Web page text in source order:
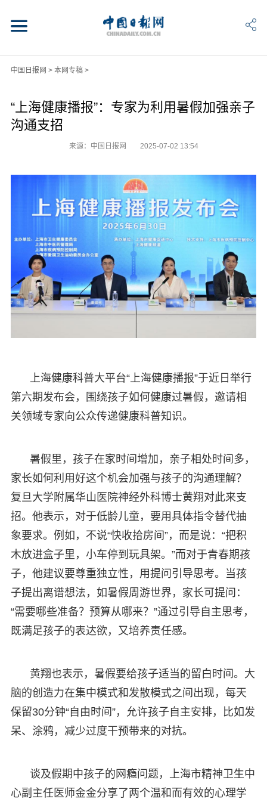
中国日报网 > 本网专稿>
“上海健康播报”：专家为利用暑假加强亲子
沟通支招
来源：中国日报网 2025-07-02 13:54
上海健康科普大平台“上海健康播报”于近日举行
第六期发布会，围绕孩子如何健康过暑假，邀请相
关领域专家向公众传递健康科普知识。
暑假里，孩子在家时间增加，亲子相处时间多，
家长如何利用好这个机会加强与孩子的沟通理解？
复旦大学附属华山医院神经外科博士黄翔对此来支
招。他表示，对于低龄儿童，要用具体指令替代抽
象要求。例如，不说“快收拾房间”，而是说：“把积
木放进盒子里，小车停到玩具架。”而对于青春期孩
子，他建议要尊重独立性，用提问引导思考。当孩
子提出离谱想法，如暑假周游世界，家长可提问：
“需要哪些准备？预算从哪来？”通过引导自主思考，
既满足孩子的表达欲，又培养责任感。
黄翔也表示，暑假要给孩子适当的留白时间。大
脑的创造力在集中模式和发散模式之间出现，每天
保留30分钟“自由时间”，允许孩子自主安排，比如发
呆、涂鸦，减少过度干预带来的对抗。
谈及假期中孩子的网瘾问题，上海市精神卫生中
心副主任医师金金分享了两个温和而有效的心理学